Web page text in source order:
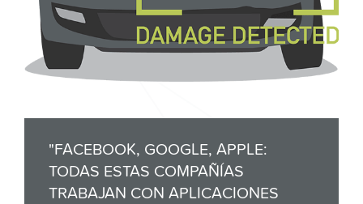
"FACEBOOK, GOOGLE, APPLE:
TODAS ESTAS COMPAÑÍAS
TRABAJAN CON APLICACIONES